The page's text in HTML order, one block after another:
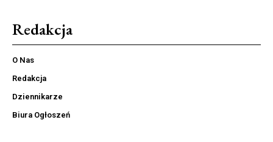
Redakcja
O Nas
Redakcja
Dziennikarze
Biura Ogłoszeń